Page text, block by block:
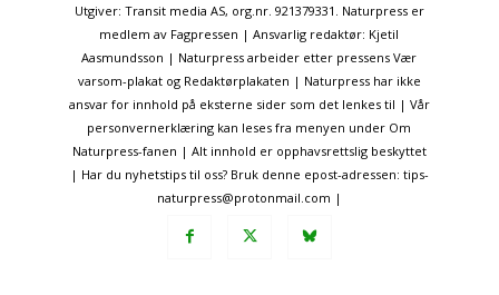
Utgiver: Transit media AS, org.nr. 921379331. Naturpress er
medlem av Fagpressen | Ansvarlig redaktør: Kjetil
Aasmundsson | Naturpress arbeider etter pressens Vær
varsom-plakat og Redaktørplakaten | Naturpress har ikke
ansvar for innhold på eksterne sider som det lenkes til | Vår
personvernerklæring kan leses fra menyen under Om
Naturpress-fanen | Alt innhold er opphavsrettslig beskyttet
| Har du nyhetstips til oss? Bruk denne epost-adressen: tips-
naturpress@protonmail.com |